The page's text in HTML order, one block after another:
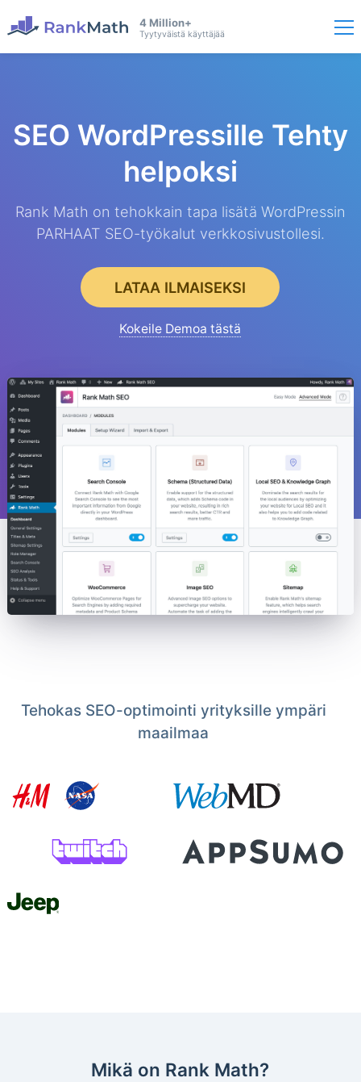
4 Million+
Tyytyväistä käyttäjää
SEO WordPressille Tehty
helpoksi
Rank Math on tehokkain tapa lisätä WordPressin
PARHAAT SEO-työkalut verkkosivustollesi.
LATAA ILMAISEKSI
Kokeile Demoa tästä
Tehokas SEO-optimointi yrityksille ympäri
maailmaa
Mikä on Rank Math?